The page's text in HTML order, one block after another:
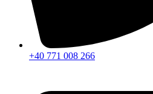
+40 771 008 266